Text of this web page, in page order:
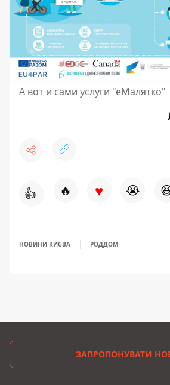
А вот и сами услуги "еМалятко"
👍 🔥 ♥ 😭
НОВИНИ КИЄВА РОДДОМ
ЗАПРОПОНУВАТИ